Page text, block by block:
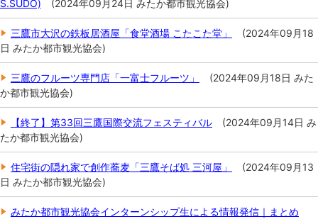
S.SUDO) (2024年09月24日 みたか都市観光協会)
三鷹市大沢の鉄板居酒屋「食堂酒場 こたこた堂」 (2024年09月18
日 みたか都市観光協会)
三鷹のフルーツ専門店「一富士フルーツ」 (2024年09月18日 みた
か都市観光協会)
【終了】第33回三鷹国際交流フェスティバル (2024年09月14日 み
たか都市観光協会)
住宅街の隠れ家で創作蕎麦「三鷹そば処 三河屋」 (2024年09月13
日 みたか都市観光協会)
みたか都市観光協会インターンシップ生による情報発信｜まとめ